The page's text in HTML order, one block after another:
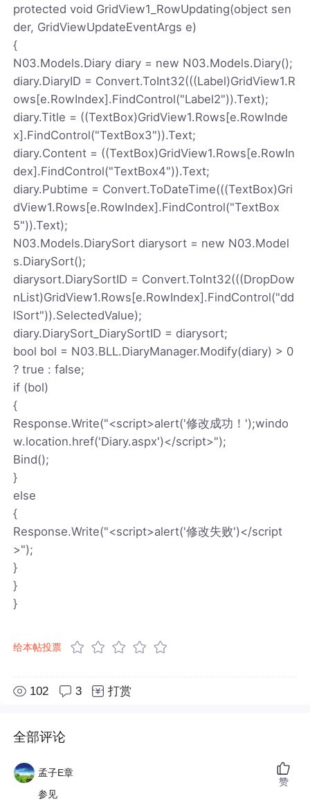
protected void GridView1_RowUpdating(object sen
der, GridViewUpdateEventArgs e)
{
N03.Models.Diary diary = new N03.Models.Diary();
diary.DiaryID = Convert.ToInt32(((Label)GridView1.R
ows[e.RowIndex].FindControl("Label2")).Text);
diary.Title = ((TextBox)GridView1.Rows[e.RowInde
x].FindControl("TextBox3")).Text;
diary.Content = ((TextBox)GridView1.Rows[e.RowIn
dex].FindControl("TextBox4")).Text;
diary.Pubtime = Convert.ToDateTime(((TextBox)Gri
dView1.Rows[e.RowIndex].FindControl("TextBox
5")).Text);
N03.Models.DiarySort diarysort = new N03.Model
s.DiarySort();
diarysort.DiarySortID = Convert.ToInt32(((DropDow
nList)GridView1.Rows[e.RowIndex].FindControl("dd
lSort")).SelectedValue);
diary.DiarySort_DiarySortID = diarysort;
bool bol = N03.BLL.DiaryManager.Modify(diary) > 0
? true : false;
if (bol)
{
Response.Write("<script>alert('修改成功！');windo
w.location.href('Diary.aspx')</script>");
Bind();
}
else
{
Response.Write("<script>alert('修改失败')</script
>");
}
}
}
给本帖投票
102 3 打赏
全部评论
孟子E章
参见
赞